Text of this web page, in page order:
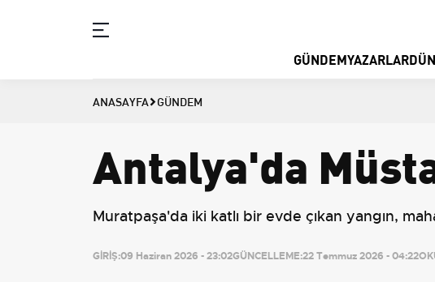
GÜNDEMYAZARLAR
ANASAYFA GÜNDEM
Antalya'da
Muratpaşa'da iki katlı bir evde çıkan yangın,
GİRİŞ:09 Haziran 2026 - 23:02GÜNCELLEME:22 Temmuz 2026 - 04:22